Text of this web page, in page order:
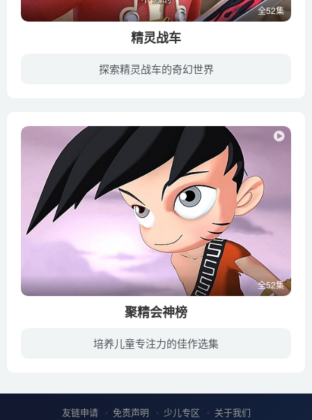
全52集
精灵战车
探索精灵战车的奇幻世界
全52集
聚精会神榜
培养儿童专注力的佳作选集
友链申请 免责声明 少儿专区 关于我们